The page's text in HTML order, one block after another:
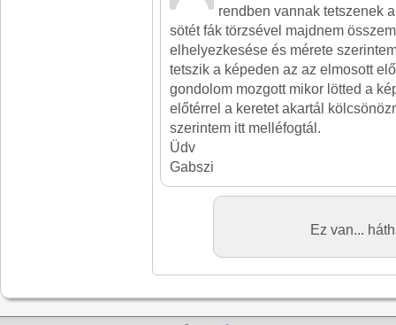
rendben vannak tetszenek
sötét fák törzsével majdnem
elhelyezkesése és mérete
tetszik a képeden az az elmosott
gondolom mozgott mikor lötted a
előtérrel a keretet akartál
szerintem itt melléfogtál.
Üdv
Gabszi
Ez van...